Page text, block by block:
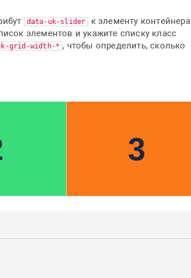
data-uk-slider
к элементу контейнера
элементов и укажите списку класс
grid-width-* , чтобы определить, сколько